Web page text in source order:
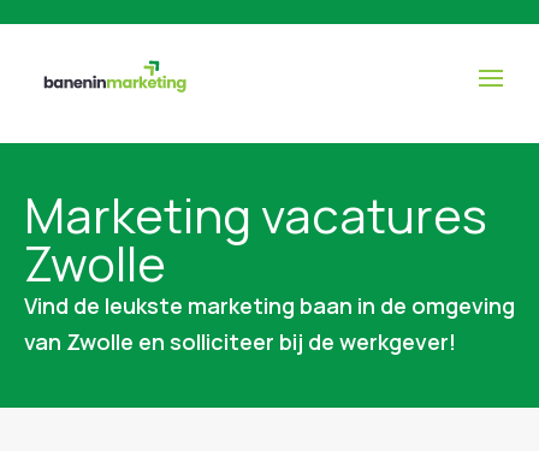
Marketing vacatures
Zwolle
Vind de leukste marketing baan in de omgeving
van Zwolle en solliciteer bij de werkgever!